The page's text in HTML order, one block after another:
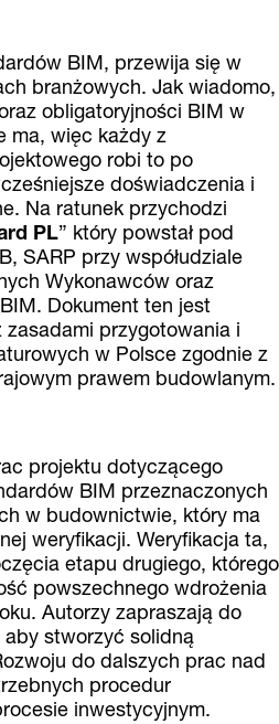
BIM, przewija się w
branżowych. Jak wiadomo,
obligatoryjności BIM w
ma, więc każdy z
robi to po
doświadczenia i
Na ratunek przychodzi
PL” który powstał pod
SARP przy współudziale
Wykonawców oraz
Dokument ten jest
przygotowania i
w Polsce zgodnie z
prawem budowlanym.
projektu dotyczącego
BIM przeznaczonych
w budownictwie, który ma
weryfikacji. Weryfikacja ta,
etapu drugiego, którego
powszechnego wdrożenia
Autorzy zapraszają do
stworzyć solidną
do dalszych prac nad
procedur
inwestycyjnym.